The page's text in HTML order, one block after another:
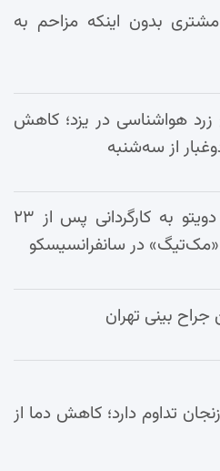
بدون اینکه مزاحم به
هواشناسی در یزد؛ کاهش
از سه‌شنبه
بازگشت دنی دویتو به کارگردانی پس از ۲۳
در سانفرانسیسکو
بینی تهران
تداوم دارد؛ کاهش دما از